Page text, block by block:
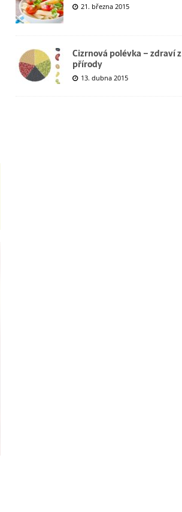
21. března 2015
Cizrnová polévka – zdraví z
přírody
13. dubna 2015